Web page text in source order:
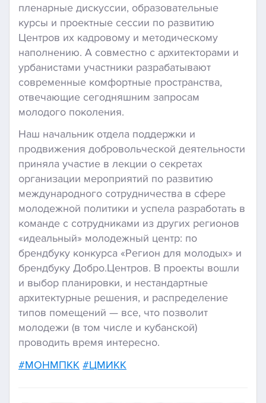
пленарные дискуссии, образовательные
курсы и проектные сессии по развитию
Центров их кадровому и методическому
наполнению. А совместно с архитекторами и
урбанистами участники разрабатывают
современные комфортные пространства,
отвечающие сегодняшним запросам
молодого поколения.
Наш начальник отдела поддержки и
продвижения добровольческой деятельности
приняла участие в лекции о секретах
организации мероприятий по развитию
международного сотрудничества в сфере
молодежной политики и успела разработать в
команде с сотрудниками из других регионов
«идеальный» молодежный центр: по
брендбуку конкурса «Регион для молодых» и
брендбуку Добро.Центров. В проекты вошли
и выбор планировки, и нестандартные
архитектурные решения, и распределение
типов помещений — все, что позволит
молодежи (в том числе и кубанской)
проводить время интересно.
#МОНМПКК #ЦМИКК